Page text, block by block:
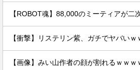
【衝撃】リステリン紫、ガチでヤバい
【画像】みい山作者の顔が割れるｗｗｗ